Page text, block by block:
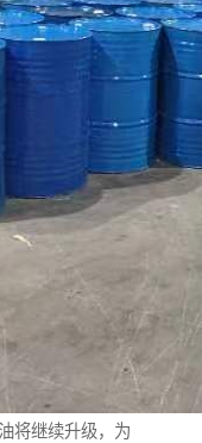
将继续升级，为